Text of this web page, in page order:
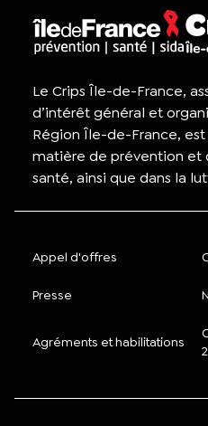
Le Crips Île-de-France,
d’intérêt général et
Région Île-de-France,
matière de prévention et
santé, ainsi que dans la
Appel d'offres
Presse
Agréments et habilitations